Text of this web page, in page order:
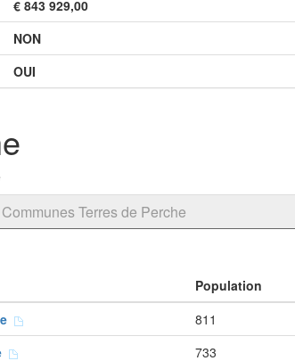
€ 843 929,00
NON
OUI
Terres de Perche
Population
811
733